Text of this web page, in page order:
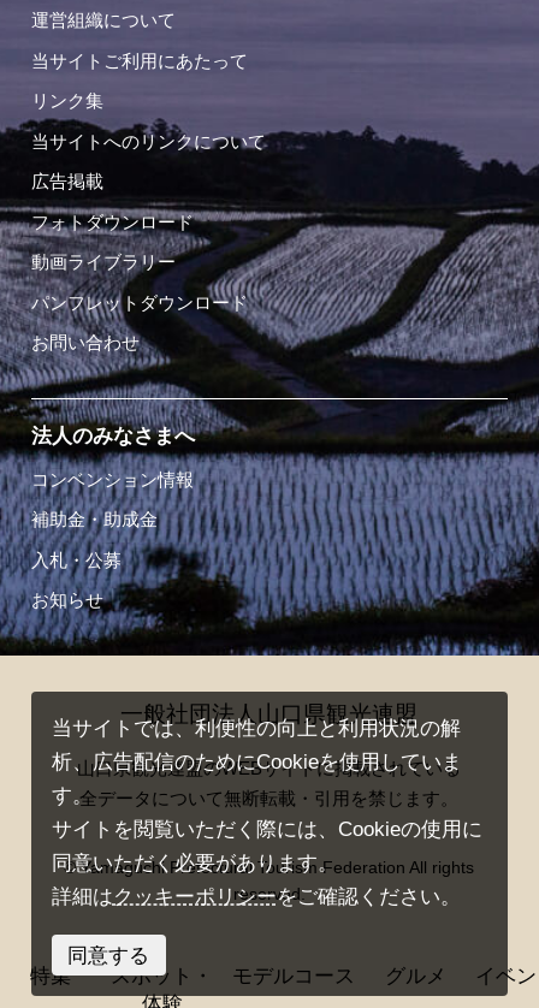
運営組織について
当サイトご利用にあたって
リンク集
当サイトへのリンクについて
広告掲載
フォトダウンロード
動画ライブラリー
パンフレットダウンロード
お問い合わせ
法人のみなさまへ
コンベンション情報
補助金・助成金
入札・公募
お知らせ
一般社団法人山口県観光連盟
山口県観光連盟のWEBサイトに掲載されている
全データについて無断転載・引用を禁じます。
© Yamaguchi Prefectural Tourism Federation All rights
reserved.
特集
スポット・
モデルコース グルメ イベ
当サイトでは、利便性の向上と利用状況の解
析、広告配信のためにCookieを使用していま
す。
サイトを閲覧いただく際には、Cookieの使用に
同意いただく必要があります。
詳細はクッキーポリシーをご確認ください。
同意する